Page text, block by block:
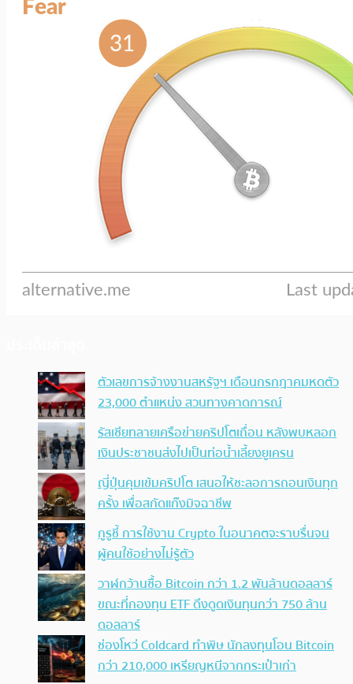
ตัวเลขการจ้างงานสหรัฐฯ เดือนกรกฎาคมหดตัว
23,000 ตำแหน่ง สวนทางคาดการณ์
รัสเซียทลายเครือข่ายคริปโตเถื่อน หลังพบหลอก
เงินประชาชนส่งไปเป็นท่อน้ำเลี้ยงยูเครน
ญี่ปุ่นคุมเข้มคริปโต เสนอให้ชะลอการถอนเงินทุก
ครั้ง เพื่อสกัดแก๊งมิจฉาชีพ
กูรูชี้ การใช้งาน Crypto ในอนาคตจะราบรื่นจน
ผู้คนใช้อย่างไม่รู้ตัว
วาฬกว้านซื้อ Bitcoin กว่า 1.2 พันล้านดอลลาร์
ขณะที่กองทุน ETF ดึงดูดเงินทุนกว่า 750 ล้าน
ดอลลาร์
ช่องโหว่ Coldcard ทำพิษ นักลงทุนโอน Bitcoin
กว่า 210,000 เหรียญหนีจากกระเป๋าเก่า